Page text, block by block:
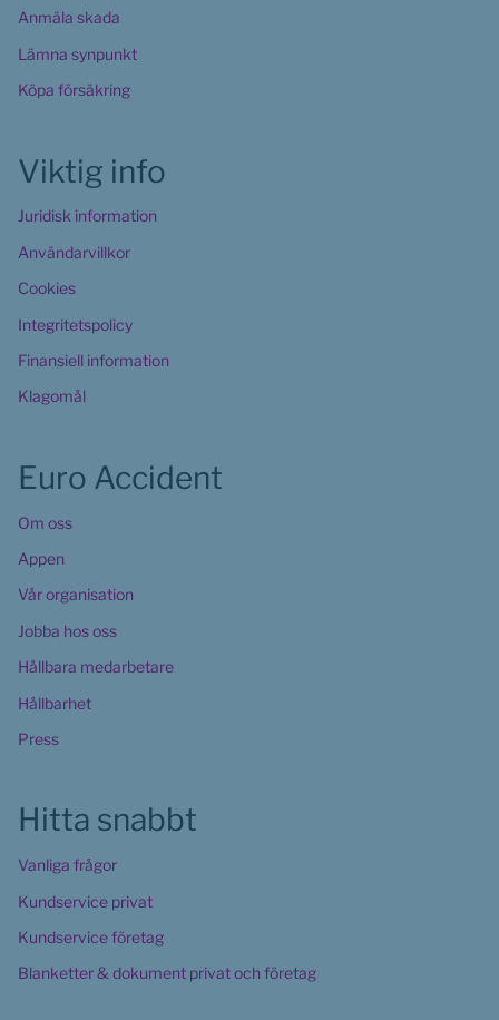
Anmäla skada
Lämna synpunkt
Köpa försäkring
Viktig info
Juridisk information
Användarvillkor
Cookies
Integritetspolicy
Finansiell information
Klagomål
Euro Accident
Om oss
Appen
Vår organisation
Jobba hos oss
Hållbara medarbetare
Hållbarhet
Press
Hitta snabbt
Vanliga frågor
Kundservice privat
Kundservice företag
Blanketter & dokument privat och företag